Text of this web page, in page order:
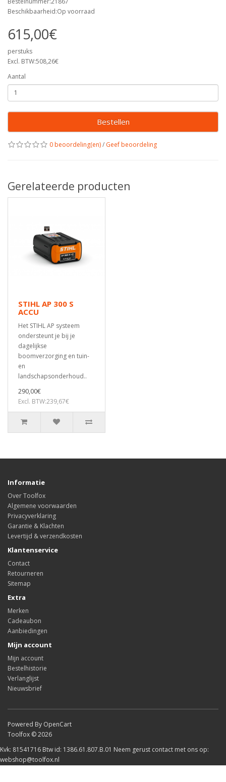
Beschikbaarheid:Op voorraad
615,00€
perstuks
Excl. BTW:508,26€
Aantal
Bestellen
0 beoordeling(en)/ Geef beoordeling
Gerelateerde producten
STIHL AP 300 S
ACCU
Het STIHL AP systeem
ondersteunt je bij je
dagelijkse
boomverzorging en tuin-
en
landschapsonderhoud..
290,00€
Excl. BTW:239,67€
Informatie
Over Toolfox
Algemene voorwaarden
Privacyverklaring
Garantie & Klachten
Levertijd & verzendkosten
Klantenservice
Contact
Retourneren
Sitemap
Extra
Merken
Cadeaubon
Aanbiedingen
Mijn account
Mijn account
Bestelhistorie
Verlanglijst
Nieuwsbrief
Powered By OpenCart
Toolfox © 2026
Kvk: 81541716 Btw id: 1386.61.807.B.01 Neem gerust contact met ons op:
webshop@toolfox.nl